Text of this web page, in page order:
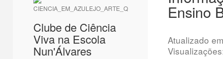
Clube de Ciência
Viva na Escola
Nun'Álvares
Ensino
Atualizado